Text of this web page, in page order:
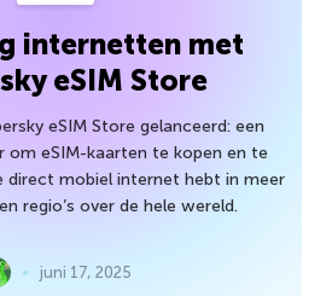
internetten met
eSIM Store
eSIM Store gelanceerd: een
om eSIM-kaarten te kopen en te
direct mobiel internet hebt in meer
regio’s over de hele wereld.
juni 17, 2025